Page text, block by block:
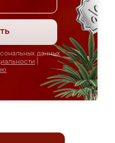
данных